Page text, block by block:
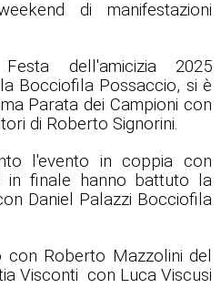
di manifestazioni
dell'amicizia 2025
Bocciofila Possaccio, si è
Parata dei Campioni con
di Roberto Signorini.
l'evento in coppia con
in finale hanno battuto la
Daniel Palazzi Bocciofila
con Roberto Mazzolini del
Visconti con Luca Viscusi